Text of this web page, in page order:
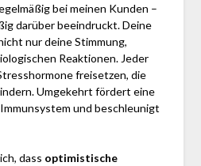
bei meinen Kunden –
darüber beeindruckt. Deine
nur deine Stimmung,
Reaktionen. Jeder
freisetzen, die
Umgekehrt fördert eine
und beschleunigt
dass optimistische